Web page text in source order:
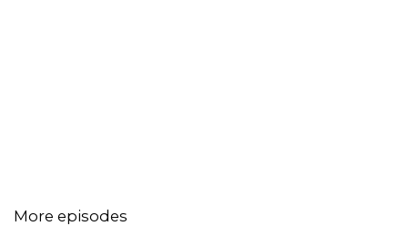
More episodes